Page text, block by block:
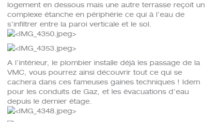
logement en dessous mais une autre terrasse reçoit un
complexe étanche en périphérie ce qui à l’eau de
s’infiltrer entre la paroi verticale et le sol.
A l’intérieur, le plombier installe déjà les passage de la
VMC, vous pourrez ainsi découvrir tout ce qui se
cachera dans ces fameuses gaines techniques ! Idem
pour les conduits de Gaz, et les évacuations d’eau
depuis le dernier étage.